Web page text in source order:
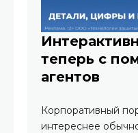
теперь с
агентов
Корпоративный
интереснее